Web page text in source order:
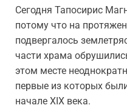
Сегодня Тапосирис
потому что на
подвергалось
части храма
этом месте
первые из которых
начале XIX века.